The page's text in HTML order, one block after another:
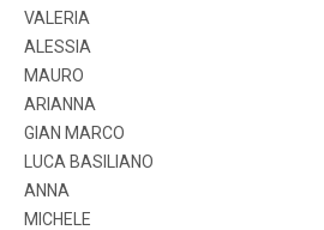
VALERIA
ALESSIA
MAURO
ARIANNA
GIAN MARCO
LUCA BASILIANO
ANNA
MICHELE